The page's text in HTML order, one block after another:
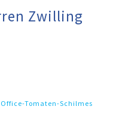
Zwilling
Office-Tomaten-Schilmes